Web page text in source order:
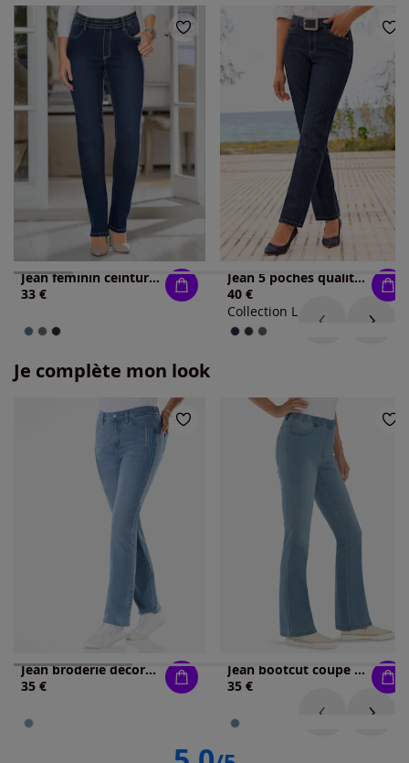
Jean féminin ceinture élastique boucle ceinture
33 €
Jean 5 poches qualité coton extensible indéformable
40 €
Collection L
Je complète mon look
Jean broderie décorative
35 €
Jean bootcut coupe bootcut décontractée
35 €